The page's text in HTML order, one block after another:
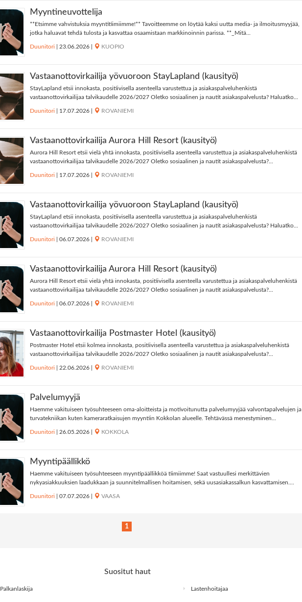
Myyntineuvottelija
**Etsimme vahvistuksia myyntitiimiimme!** Tavoitteemme on löytää kaksi uutta media- ja ilmoitusmyyjää,
jotka haluavat tehdä tulosta ja kasvattaa osaamistaan markkinoinnin parissa. **_Mitä...
Duunitori 23.06.2026 KUOPIO
Vastaanottovirkailija yövuoroon StayLapland (kausityö)
StayLapland etsii innokasta, positiivisella asenteella varustettua ja asiakaspalveluhenkistä
vastaanottovirkailijaa talvikaudelle 2026/2027 Oletko sosiaalinen ja nautit asiakaspalvelusta? Haluatko...
Duunitori 17.07.2026 ROVANIEMI
Vastaanottovirkailija Aurora Hill Resort (kausityö)
Aurora Hill Resort etsii vielä yhtä innokasta, positiivisella asenteella varustettua ja asiakaspalveluhenkistä
vastaanottovirkailijaa talvikaudelle 2026/2027 Oletko sosiaalinen ja nautit asiakaspalvelusta?...
Duunitori 17.07.2026 ROVANIEMI
Vastaanottovirkailija yövuoroon StayLapland (kausityö)
StayLapland etsii innokasta, positiivisella asenteella varustettua ja asiakaspalveluhenkistä
vastaanottovirkailijaa talvikaudelle 2026/2027 Oletko sosiaalinen ja nautit asiakaspalvelusta? Haluatko...
Duunitori 06.07.2026 ROVANIEMI
Vastaanottovirkailija Aurora Hill Resort (kausityö)
Aurora Hill Resort etsii vielä yhtä innokasta, positiivisella asenteella varustettua ja asiakaspalveluhenkistä
vastaanottovirkailijaa talvikaudelle 2026/2027 Oletko sosiaalinen ja nautit asiakaspalvelusta?...
Duunitori 06.07.2026 ROVANIEMI
Vastaanottovirkailija Postmaster Hotel (kausityö)
Postmaster Hotel etsii kolmea innokasta, positiivisella asenteella varustettua ja asiakaspalveluhenkistä
vastaanottovirkailijaa talvikaudelle 2026/2027 Oletko sosiaalinen ja nautit asiakaspalvelusta?...
Duunitori 22.06.2026 ROVANIEMI
Palvelumyyjä
Haemme vakituiseen työsuhteeseen oma-aloitteista ja motivoitunutta palvelumyyjää valvontapalvelujen ja
turvatekniikan kuten kameraratkaisujen myyntiin Kokkolan alueelle. Tehtävässä menestyminen...
Duunitori 26.05.2026 KOKKOLA
Myyntipäällikkö
Haemme vakituiseen työsuhteeseen myyntipäällikköä tiimiimme! Saat vastuullesi merkittävien
nykyasiakkuuksien laadukkaan ja suunnitelmallisen hoitamisen, sekä uusasiakassalkun kasvattamisen....
Duunitori 07.07.2026 VAASA
1
Suositut haut
Palkanlaskija Lastenhoitajaa